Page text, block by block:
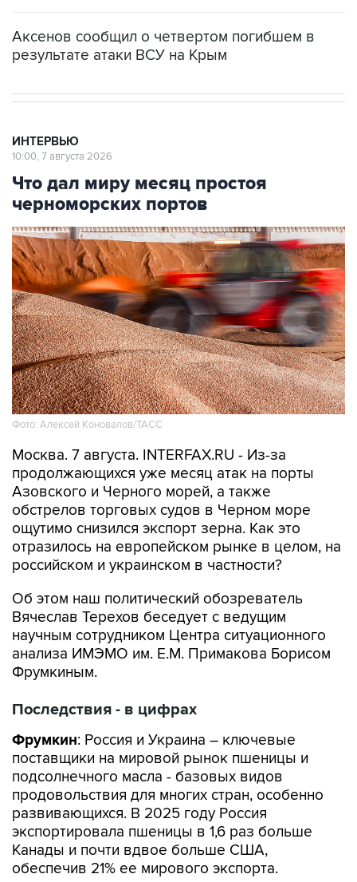
Аксенов сообщил о четвертом погибшем в
результате атаки ВСУ на Крым
ИНТЕРВЬЮ
10:00, 7 августа 2026
Что дал миру месяц простоя
черноморских портов
Фото: Алексей Коновалов/ТАСС
Москва. 7 августа. INTERFAX.RU - Из-за
продолжающихся уже месяц атак на порты
Азовского и Черного морей, а также
обстрелов торговых судов в Черном море
ощутимо снизился экспорт зерна. Как это
отразилось на европейском рынке в целом, на
российском и украинском в частности?
Об этом наш политический обозреватель
Вячеслав Терехов беседует с ведущим
научным сотрудником Центра ситуационного
анализа ИМЭМО им. Е.М. Примакова Борисом
Фрумкиным.
Последствия - в цифрах
Фрумкин: Россия и Украина – ключевые
поставщики на мировой рынок пшеницы и
подсолнечного масла - базовых видов
продовольствия для многих стран, особенно
развивающихся. В 2025 году Россия
экспортировала пшеницы в 1,6 раз больше
Канады и почти вдвое больше США,
обеспечив 21% ее мирового экспорта.